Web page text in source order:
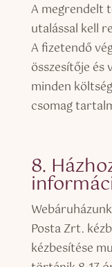
A megrendelt
utalással kell
A fizetendő
összesítője és
minden
csomag
8.
Posta Zrt.
kézbesítése